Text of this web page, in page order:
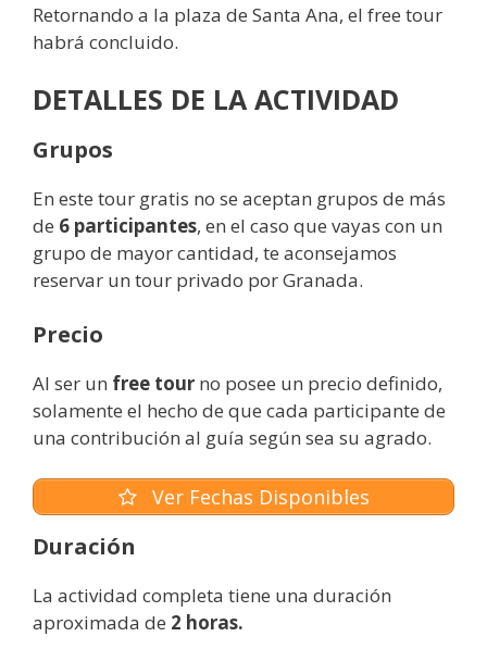
Retornando a la plaza de Santa Ana, el free tour
habrá concluido.
DETALLES DE LA ACTIVIDAD
Grupos
En este tour gratis no se aceptan grupos de más
de 6 participantes, en el caso que vayas con un
grupo de mayor cantidad, te aconsejamos
reservar un tour privado por Granada.
Precio
Al ser un free tour no posee un precio definido,
solamente el hecho de que cada participante de
una contribución al guía según sea su agrado.
Ver Fechas Disponibles
Duración
La actividad completa tiene una duración
aproximada de 2 horas.